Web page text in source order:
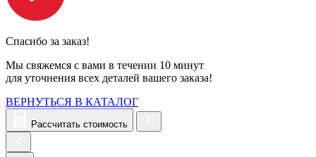
Спасибо за заказ!
Мы свяжемся с вами в течении 10 минут
для уточнения всех деталей вашего заказа!
ВЕРНУТЬСЯ В КАТАЛОГ
Рассчитать стоимость